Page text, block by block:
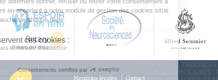
Mentions légales Contact